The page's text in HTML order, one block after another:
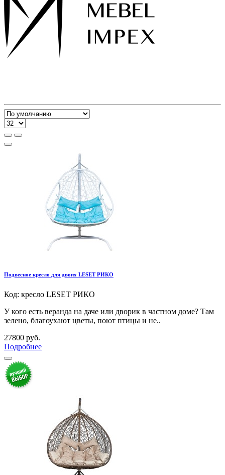
Подвесное кресло для двоих LESET РИКО
Код: кресло LESET РИКО
У кого есть веранда на даче или дворик в частном доме? Там
зелено, благоухают цветы, поют птицы и не..
27800 руб.
Подробнее